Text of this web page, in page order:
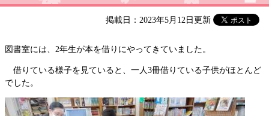
掲載日：2023年5月12日更新
図書室には、2年生が本を借りにやってきていました。
借りている様子を見ていると、一人3冊借りている子供がほとんど
でした。